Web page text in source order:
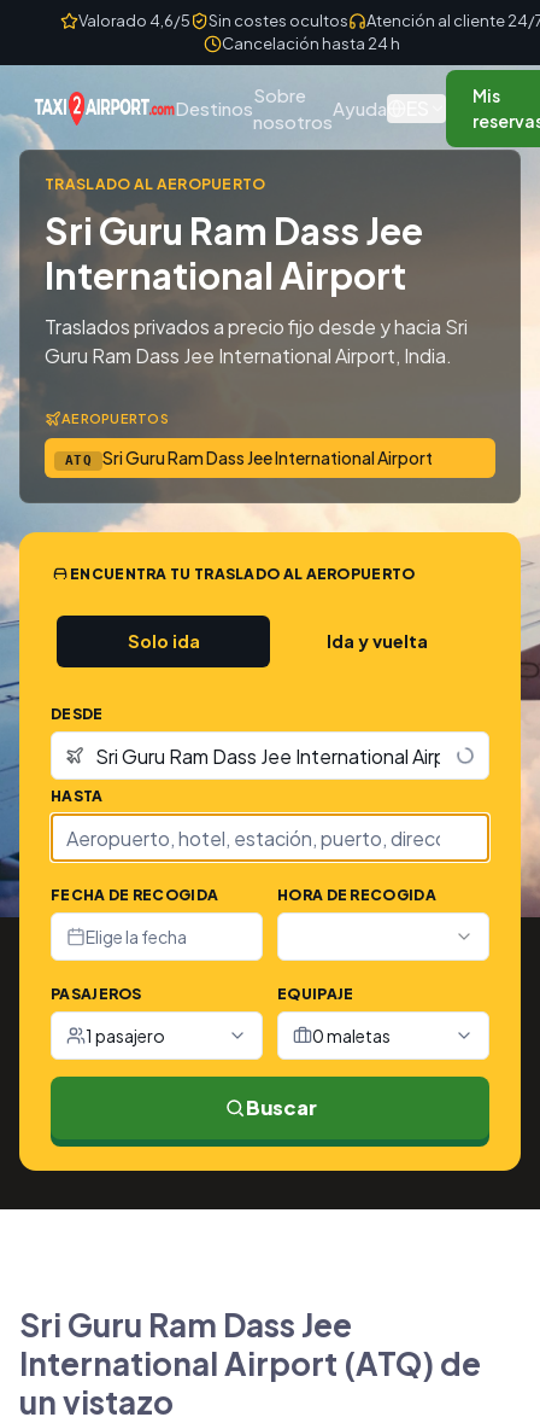
Skip to contentValorado 4,6/5 Sin costes ocultos
Atención al cliente 24/
Cancelación hasta 24 h
Destinos
Sobre
nosotros
Ayuda
Mis
TRASLADO AL AEROPUERTO
Sri Guru Ram Dass Jee
International Airport
Traslados privados a precio fijo desde y hacia Sri
Guru Ram Dass Jee International Airport, India.
AEROPUERTOS
ATQ Sri Guru Ram Dass Jee International Airport
ENCUENTRA TU TRASLADO AL AEROPUERTO
Solo ida Ida y vuelta
DESDE
HASTA
FECHA DE RECOGIDA
Elige la fecha
HORA DE RECOGIDA
PASAJEROS
1 pasajero
EQUIPAJE
0 maletas
Buscar
Sri Guru Ram Dass Jee
International Airport (ATQ) de
un vistazo